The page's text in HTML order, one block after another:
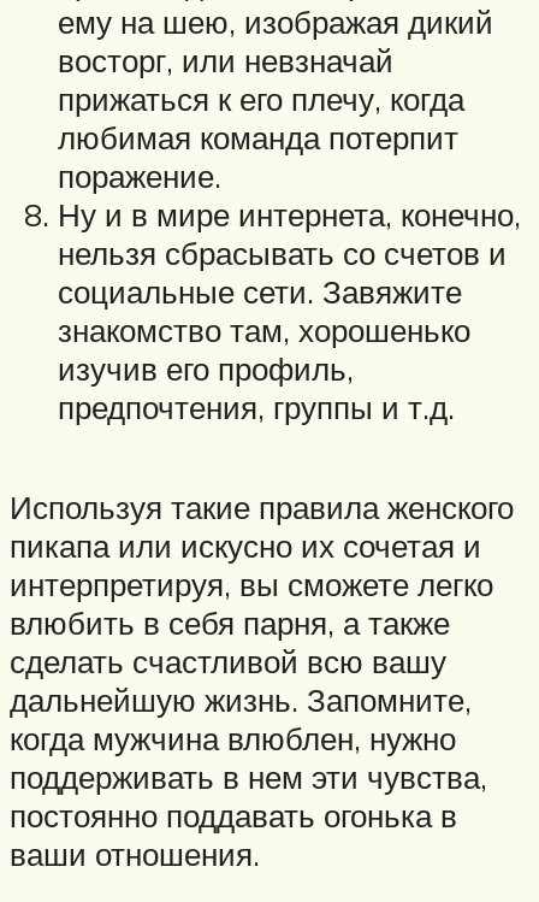
ему на шею, изображая дикий
восторг, или невзначай
прижаться к его плечу, когда
любимая команда потерпит
поражение.
Ну и в мире интернета, конечно,
нельзя сбрасывать со счетов и
социальные сети. Завяжите
знакомство там, хорошенько
изучив его профиль,
предпочтения, группы и т.д.
Используя такие правила женского
пикапа или искусно их сочетая и
интерпретируя, вы сможете легко
влюбить в себя парня, а также
сделать счастливой всю вашу
дальнейшую жизнь. Запомните,
когда мужчина влюблен, нужно
поддерживать в нем эти чувства,
постоянно поддавать огонька в
ваши отношения.